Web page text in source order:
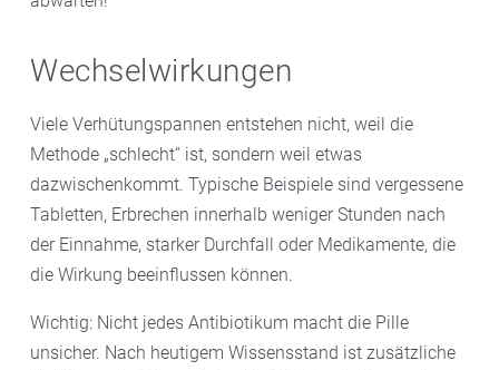
Wechselwirkungen
Viele Verhütungspannen entstehen nicht, weil die
Methode „schlecht“ ist, sondern weil etwas
dazwischenkommt. Typische Beispiele sind vergessene
Tabletten, Erbrechen innerhalb weniger Stunden nach
der Einnahme, starker Durchfall oder Medikamente, die
die Wirkung beeinflussen können.
Wichtig: Nicht jedes Antibiotikum macht die Pille
unsicher. Nach heutigem Wissensstand ist zusätzliche